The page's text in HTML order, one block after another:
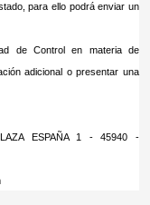
para ello podrá enviar un
de Control en materia de
adicional o presentar una
ESPAÑA 1 - 45940 -